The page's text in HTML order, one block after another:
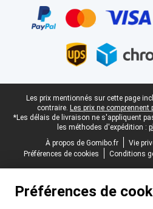
Pied-de-page légal
Les prix mentionnés sur cette page
contraire. Les prix ne
*Les délais de livraison ne s'appliquent
les méthodes d'expédition :
À propos de Gomibo.fr
Vie
Préférences de cookies
Conditions
Préférences de